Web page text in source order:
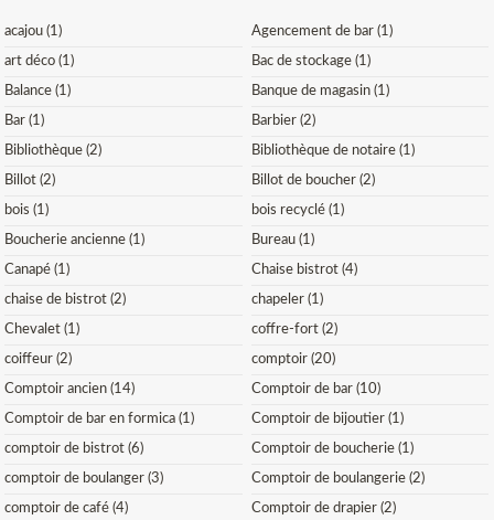
acajou (1) Agencement de bar (1)
art déco (1) Bac de stockage (1)
Balance (1) Banque de magasin (1)
Bar (1) Barbier (2)
Bibliothèque (2) Bibliothèque de notaire (1)
Billot (2) Billot de boucher (2)
bois (1) bois recyclé (1)
Boucherie ancienne (1) Bureau (1)
Canapé (1) Chaise bistrot (4)
chaise de bistrot (2) chapeler (1)
Chevalet (1) coffre-fort (2)
coiffeur (2) comptoir (20)
Comptoir ancien (14) Comptoir de bar (10)
Comptoir de bar en formica (1) Comptoir de bijoutier (1)
comptoir de bistrot (6) Comptoir de boucherie (1)
comptoir de boulanger (3) Comptoir de boulangerie (2)
comptoir de café (4) Comptoir de drapier (2)